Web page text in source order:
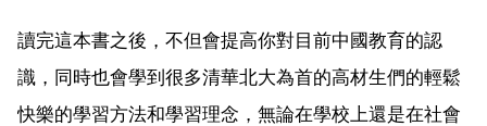
讀完這本書之後，不但會提高你對目前中國教育的認
識，同時也會學到很多清華北大為首的高材生們的輕鬆
快樂的學習方法和學習理念，無論在學校上還是在社會